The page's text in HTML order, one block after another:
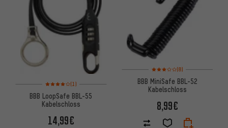
Bewertungen: 4 von 5 basierend auf 1 Bewertungen
(1)
BBB LoopSafe BBL-55
Kabelschloss
14,99€
Bewertungen: 3 von 5
(8)
BBB MiniSafe BBL-52
Kabelschloss
8,99€